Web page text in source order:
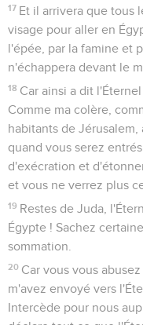
17 Et il arrivera que tous
visage pour aller en
l'épée, par la famine et
n'échappera devant le
18 Car ainsi a dit
Comme ma colère,
habitants de Jérusalem,
quand vous serez
d'exécration et
et vous ne verrez plus
19 Restes de Juda,
Égypte ! Sachez
sommation.
20 Car vous vous
m'avez envoyé vers
Intercède pour nous